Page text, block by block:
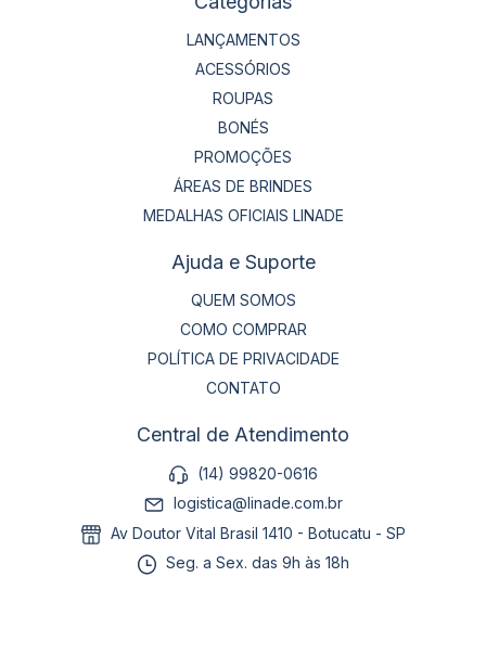
LANÇAMENTOS
ACESSÓRIOS
ROUPAS
BONÉS
PROMOÇÕES
ÁREAS DE BRINDES
MEDALHAS OFICIAIS LINADE
Ajuda e Suporte
QUEM SOMOS
COMO COMPRAR
POLÍTICA DE PRIVACIDADE
CONTATO
Central de Atendimento
(14) 99820-0616
logistica@linade.com.br
Av Doutor Vital Brasil 1410 - Botucatu - SP
Seg. a Sex. das 9h às 18h